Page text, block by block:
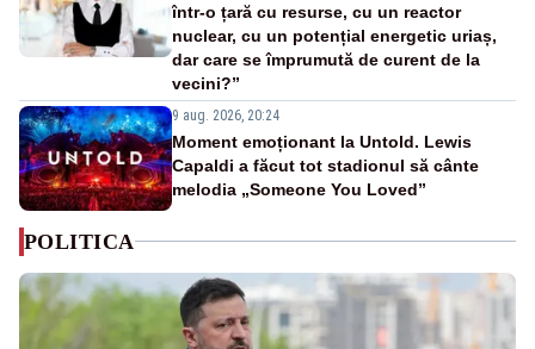
într-o țară cu resurse, cu un reactor
nuclear, cu un potențial energetic uriaș,
dar care se împrumută de curent de la
vecini?”
9 aug. 2026, 20:24
Moment emoționant la Untold. Lewis
Capaldi a făcut tot stadionul să cânte
melodia „Someone You Loved”
POLITICA